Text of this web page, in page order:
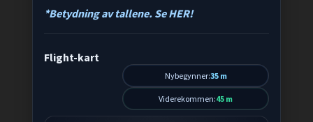
*Betydning av tallene. Se HER!
Flight-kart
Nybegynner:35 m
Viderekommen:45 m